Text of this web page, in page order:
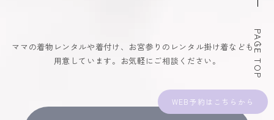
WEB予約
ママの着物レンタルや着付け、お宮参りのレンタル掛け着などもご
用意しています。お気軽にご相談ください。
PAGE TOP